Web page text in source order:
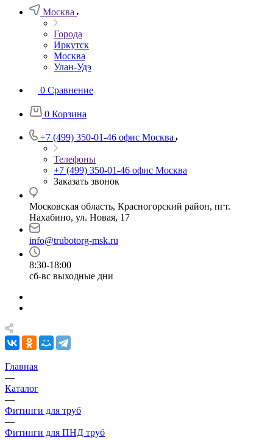
Москва
Города
Иркутск
Москва
Улан-Удэ
0 Сравнение
0 Корзина
+7 (499) 350-01-46 офис Москва
Телефоны
+7 (499) 350-01-46 офис Москва
Заказать звонок
Московская область, Красногорский район, пгт.
Нахабино, ул. Новая, 17
info@trubotorg-msk.ru
8:30-18:00
сб-вс выходные дни
Главная
—
Каталог
—
Фитинги для труб
—
Фитинги для ПНД труб